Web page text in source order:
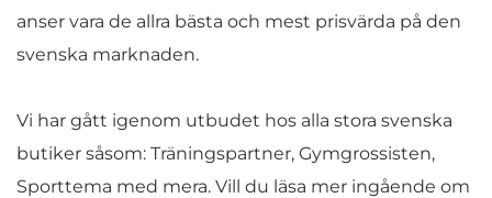
anser vara de allra bästa och mest prisvärda på den
svenska marknaden.
Vi har gått igenom utbudet hos alla stora svenska
butiker såsom: Träningspartner, Gymgrossisten,
Sporttema med mera. Vill du läsa mer ingående om